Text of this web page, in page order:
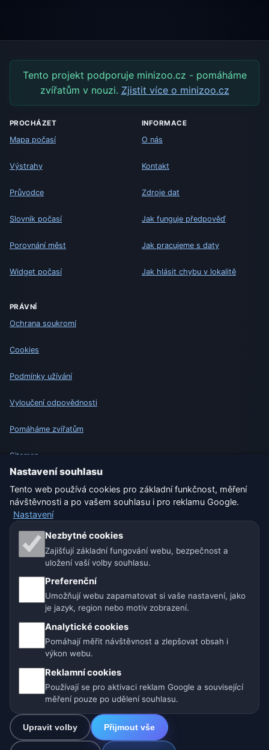
Tento projekt podporuje minizoo.cz - pomáháme
zvířatům v nouzi. Zjistit více o minizoo.cz
PROCHÁZET
Mapa počasí
Výstrahy
Průvodce
Slovník počasí
Porovnání měst
Widget počasí
INFORMACE
O nás
Kontakt
Zdroje dat
Jak funguje předpověď
Jak pracujeme s daty
Jak hlásit chybu v lokalitě
PRÁVNÍ
Ochrana soukromí
Cookies
Podmínky užívání
Vyloučení odpovědnosti
Pomáháme zvířatům
Sitemap
Nastavení
Naše weby o počasí:
🇨🇿 Česko 🇭🇷 Chorvatsko 🇧🇬 Bulharsko
🇩🇪🇦🇹🇨🇭 Německo / Rakousko / Švýcarsko
🌎 Latinská Amerika a Španělsko
🇮🇳 Jižní a jihovýchodní Asie
Provozovatel: Spolek Minizoo.cz z.s. | IČO: 21135550 |
info@pocasi.online
© 2026 Počasí Online · Meteorologická data: MET Norway · Open-
Meteo. Výstrahy počasí: ČHMÚ.
Nastavení souhlasu
Tento web používá cookies pro základní funkčnost, měření
návštěvnosti a po vašem souhlasu i pro reklamu Google.
Nastavení
Nezbytné cookies
Zajišťují základní fungování webu, bezpečnost a
uložení vaší volby souhlasu.
Preferenční
Umožňují webu zapamatovat si vaše nastavení, jako
je jazyk, region nebo motiv zobrazení.
Analytické cookies
Pomáhají měřit návštěvnost a zlepšovat obsah i
výkon webu.
Reklamní cookies
Používají se pro aktivaci reklam Google a související
měření pouze po udělení souhlasu.
Upravit volby Přijmout vše